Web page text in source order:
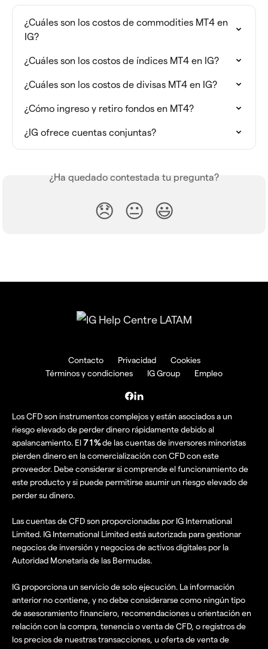
¿Cuáles son los costos de commodities MT4 en
IG?
¿Cuáles son los costos de índices MT4 en IG?
¿Cuáles son los costos de divisas MT4 en IG?
¿Cómo ingreso y retiro fondos en MT4?
¿IG ofrece cuentas conjuntas?
¿Ha quedado contestada tu pregunta?
😞 😐 😃
Contacto Privacidad
Cookies
Términos y condiciones
IG Group Empleo
Los CFD son instrumentos complejos y están asociados a un
riesgo elevado de perder dinero rápidamente debido al
apalancamiento. El 71%de las cuentas de inversores minoristas
pierden dinero en la comercialización con CFD con este
proveedor. Debe considerar si comprende el funcionamiento de
este producto y si puede permitirse asumir un riesgo elevado de
perder su dinero.
Las cuentas de CFD son proporcionadas por IG International
Limited. IG International Limited está autorizada para gestionar
negocios de inversión y negocios de activos digitales por la
Autoridad Monetaria de las Bermudas.
IG proporciona un servicio de solo ejecución. La información
anterior no contiene, y no debe considerarse como ningún tipo
de asesoramiento financiero, recomendaciones u orientación en
relación con la compra, tenencia o venta de CFD, o registros de
los precios de nuestras transacciones, u oferta de venta de